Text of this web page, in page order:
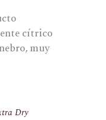
cítrico
muy
Dry